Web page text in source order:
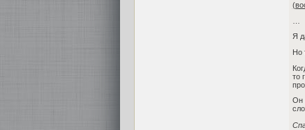
Я
Но
то
Он